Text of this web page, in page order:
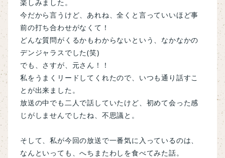
楽しみました。
今だから言うけど、あれね、全くと言っていいほど事
前の打ち合わせがなくて！
どんな質問がくるかもわからないという、なかなかの
デンジャラスでした(笑)
でも、さすが、元さん！！
私をうまくリードしてくれたので、いつも通り話すこ
とが出来ました。
放送の中でも二人で話していたけど、初めて会った感
じがしませんでしたね、不思議と。
そして、私が今回の放送で一番気に入っているのは、
なんといっても、へちまたわしを食べてみた話。